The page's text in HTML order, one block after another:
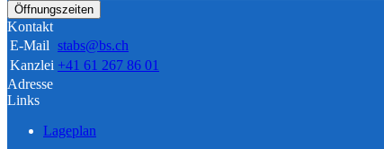
Öffnungszeiten
Kontakt
E-Mail stabs@bs.ch
Kanzlei +41 61 267 86 01
Adresse
Links
Lageplan